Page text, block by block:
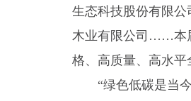
生态科技股份有限公
木业有限公司……本
格、高质量、高水平
“绿色低碳是当